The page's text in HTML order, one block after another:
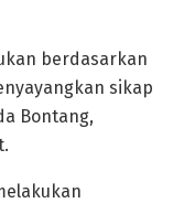
berdasarkan
sikap
Bontang,